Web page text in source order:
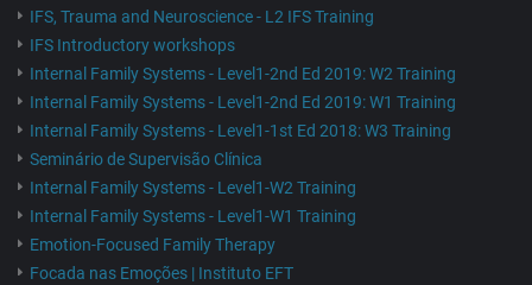
IFS, Trauma and Neuroscience - L2 IFS Training
IFS Introductory workshops
Internal Family Systems - Level1-2nd Ed 2019: W2 Training
Internal Family Systems - Level1-2nd Ed 2019: W1 Training
Internal Family Systems - Level1-1st Ed 2018: W3 Training
Seminário de Supervisão Clínica
Internal Family Systems - Level1-W2 Training
Internal Family Systems - Level1-W1 Training
Emotion-Focused Family Therapy
Focada nas Emoções | Instituto EFT